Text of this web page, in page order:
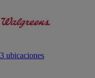
3 ubicaciones